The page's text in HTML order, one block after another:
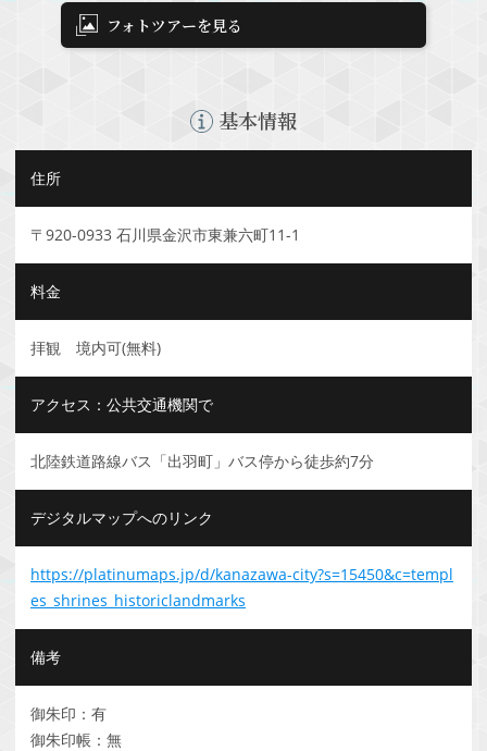
フォトツアーを見る
基本情報
住所
〒920-0933 石川県金沢市東兼六町11-1
料金
拝観 境内可(無料)
アクセス：公共交通機関で
北陸鉄道路線バス「出羽町」バス停から徒歩約7分
デジタルマップへのリンク
https://platinumaps.jp/d/kanazawa-city?s=15450&c=templ
es_shrines_historiclandmarks
備考
御朱印：有
御朱印帳：無